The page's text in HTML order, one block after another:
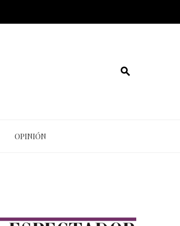
OPINIÓN